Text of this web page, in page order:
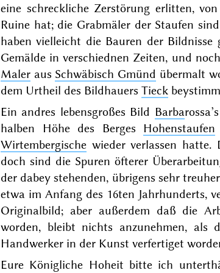
eine schreckliche Zerstörung erlitten,
Ruine hat; die Grabmäler der Staufen
haben vielleicht die Bauren der
Gemälde in verschiednen Zeiten, und
Maleraus Schwäbisch Gmünd übermalt
dem Urtheil des Bildhauers Tieck
Ein andres lebensgroßes Bild Barba
halben Höhe des Berges Hohenstaufen
Wirtembergischewieder verlassen hatte.
doch sind die Spuren öfterer
der dabey stehenden, übrigens sehr
etwa im Anfang des 16ten Jahrhunderts,
Originalbild; aber außerdem daß die
worden, bleibt nichts anzunehmen, als
Handwerker in der Kunst verfertiget
Eure Königliche Hoheit bitte ich